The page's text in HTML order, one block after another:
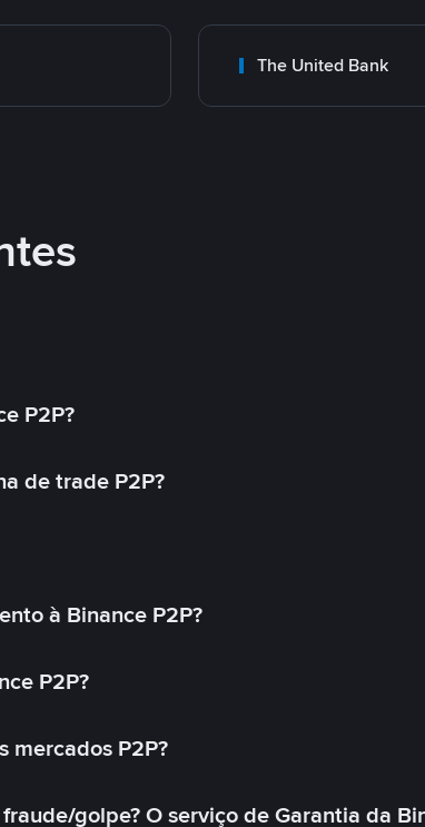
The United Bank
P2P?
de trade P2P?
à Binance P2P?
P2P?
mercados P2P?
golpe? O serviço de Garantia da